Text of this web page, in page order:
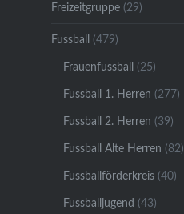
Freizeitgruppe(29)
Fussball (479)
Frauenfussball (25)
Fussball 1. Herren (277)
Fussball 2. Herren (39)
Fussball Alte Herren (82)
Fussballförderkreis(40)
Fussballjugend (43)